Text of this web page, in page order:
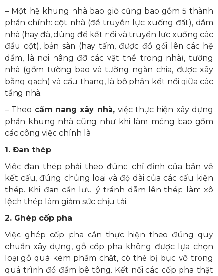
– Một hệ khung nhà bao giờ cũng bao gồm 5 thành
phần chính: cột nhà (để truyền lực xuống đất), dầm
nhà (hay đà, dùng để kết nối và truyền lực xuống các
đầu cột), bản sàn (hay tấm, được đổ gối lên các hệ
dầm, là nơi nâng đỡ các vật thể trong nhà), tường
nhà (gồm tường bao và tường ngăn chia, được xây
bằng gạch) và cầu thang, là bộ phận kết nối giữa các
tầng nhà.
– Theo cẩm nang xây nhà, việc thực hiện xây dựng
phần khung nhà cũng như khi làm móng bao gồm
các công việc chính là:
1. Đan thép
Việc đan thép phải theo đúng chỉ định của bản vẽ
kết cấu, đúng chủng loại và độ dài của các cấu kiện
thép. Khi đan cần lưu ý tránh dẫm lên thép làm xô
lệch thép làm giảm sức chịu tải.
2. Ghép cốp pha
Việc ghép cốp pha cần thực hiện theo đúng quy
chuẩn xây dựng, gỗ cốp pha không được lựa chọn
loại gỗ quá kém phẩm chất, có thể bị bục vỡ trong
quá trình đổ đầm bê tông. Kết nối các cốp pha thật